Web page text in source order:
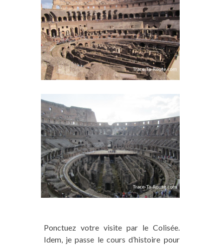
Ponctuez votre visite par le Colisée.
Idem, je passe le cours d’histoire pour